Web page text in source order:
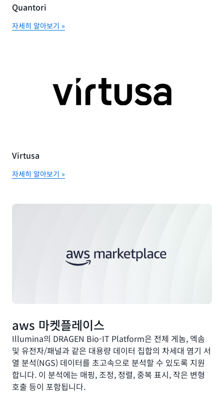
Quantori
자세히 알아보기 »
Virtusa
자세히 알아보기 »
aws 마켓플레이스
Illumina의 DRAGEN Bio-IT Platform은 전체 게놈, 엑솜
및 유전자/패널과 같은 대용량 데이터 집합의 차세대 염기 서
열 분석(NGS) 데이터를 초고속으로 분석할 수 있도록 지원
합니다. 이 분석에는 매핑, 조정, 정렬, 중복 표시, 작은 변형
호출 등이 포함됩니다.